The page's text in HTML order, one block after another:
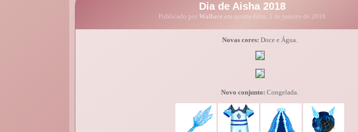
Dia de Aisha 2018
Publicado por Wallace em quarta-feira, 3 de janeiro de 2018
Novas cores: Doce e Água.
Novo conjunto: Congelada.